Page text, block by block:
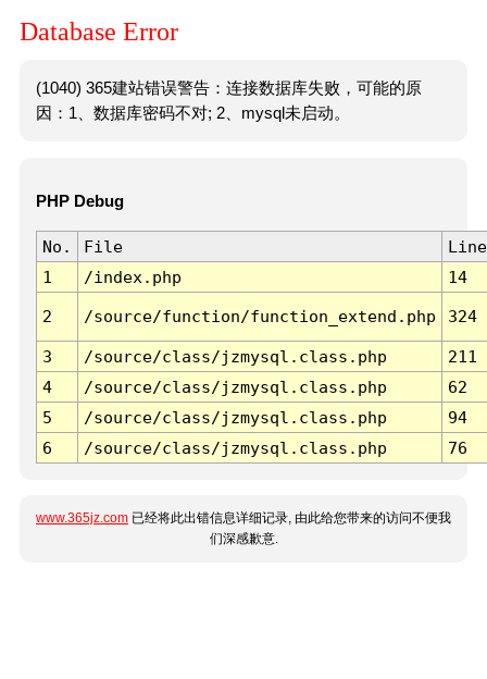
Database Error
(1040) 365建站错误警告：连接数据库失败，可能的原
因：1、数据库密码不对; 2、mysql未启动。
PHP Debug
No. File
Line
1
/index.php 14
2 /source/function/function_extend.php 324
3 /source/class/jzmysql.class.php
211
4
/source/class/jzmysql.class.php
62
5
/source/class/jzmysql.class.php
94
6
/source/class/jzmysql.class.php 76
www.365jz.com 已经将此出错信息详细记录, 由此给您带来的访问不便我
们深感歉意.